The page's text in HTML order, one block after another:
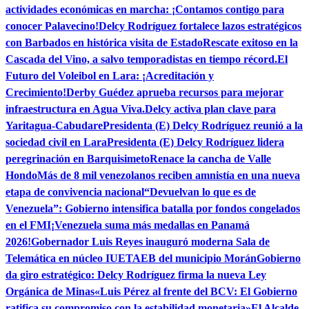
actividades económicas en marcha: ¡Contamos contigo para
conocer Palavecino!Delcy Rodríguez fortalece lazos estratégicos
con Barbados en histórica visita de EstadoRescate exitoso en la
Cascada del Vino, a salvo temporadistas en tiempo récord.El
Futuro del Voleibol en Lara: ¡Acreditación y
Crecimiento!Derby Guédez aprueba recursos para mejorar
infraestructura en Agua Viva.Delcy activa plan clave para
Yaritagua-CabudarePresidenta (E) Delcy Rodríguez reunió a la
sociedad civil en LaraPresidenta (E) Delcy Rodríguez lidera
peregrinación en BarquisimetoRenace la cancha de Valle
HondoMás de 8 mil venezolanos reciben amnistía en una nueva
etapa de convivencia nacional“Devuelvan lo que es de
Venezuela”: Gobierno intensifica batalla por fondos congelados
en el FMI¡Venezuela suma más medallas en Panamá
2026!Gobernador Luis Reyes inauguró moderna Sala de
Telemática en núcleo IUETAEB del municipio MoránGobierno
da giro estratégico: Delcy Rodríguez firma la nueva Ley
Orgánica de Minas«Luis Pérez al frente del BCV: El Gobierno